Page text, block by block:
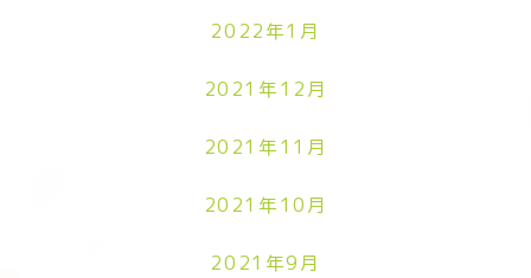
2022年1月
2021年12月
2021年11月
2021年10月
2021年9月